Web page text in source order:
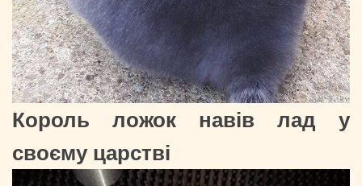
Король ложок навів лад у
своєму царстві